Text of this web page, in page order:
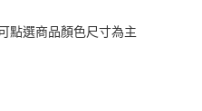
點選商品顏色尺寸為主